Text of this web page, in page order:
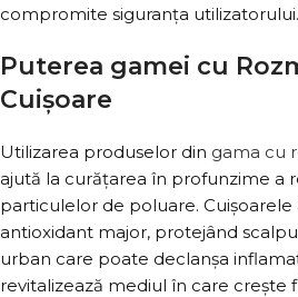
compromite siguranța utilizatorului.
Puterea gamei cu
Cuișoare
Utilizarea produselor din gama cu
ajută la curățarea în profunzime a
particulelor de poluare.
antioxidant major, protejând
urban care poate declanșa
revitalizează mediul în care crește